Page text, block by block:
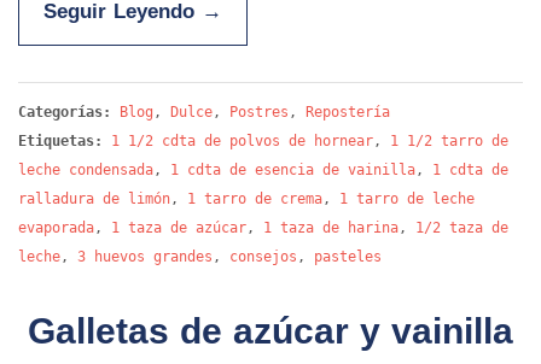
Seguir Leyendo →
Categorías: Blog , Dulce , Postres , Repostería
Etiquetas:
1 1/2 cdta de polvos de hornear , 1 1/2 tarro de
leche condensada , 1 cdta de esencia de vainilla , 1 cdta de
ralladura de limón , 1 tarro de crema , 1 tarro de leche
evaporada , 1 taza de azúcar , 1 taza de harina , 1/2 taza de
leche , 3 huevos grandes , consejos , pasteles
Galletas de azúcar y vainilla